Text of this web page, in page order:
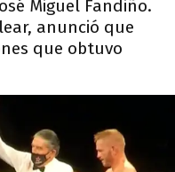
Miguel Fandiño.
anunció que
que obtuvo